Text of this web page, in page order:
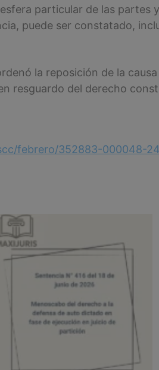
particular de las
puede ser constatado,
la reposición de la
resguardo del derecho
febrero/352883-000048-